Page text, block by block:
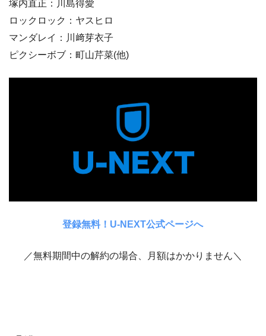
塚内直正：川島得愛
ロックロック：ヤスヒロ
マンダレイ：川﨑芽衣子
ピクシーボブ：町山芹菜(他)
登録無料！U-NEXT公式ページへ
／無料期間中の解約の場合、月額はかかりません＼